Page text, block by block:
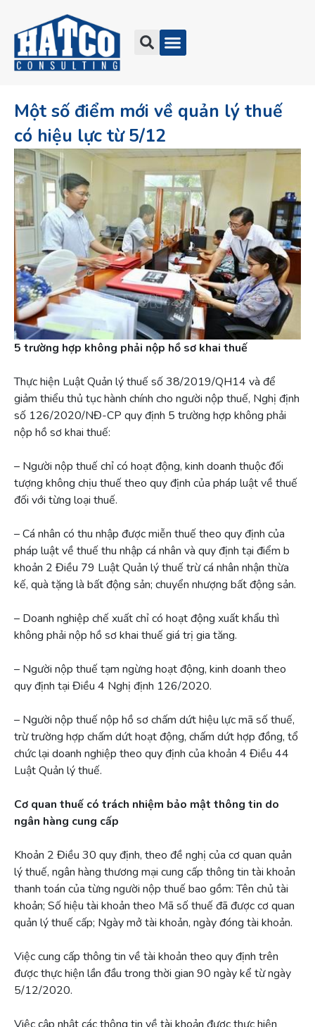
Một số điểm mới về quản lý thuế
có hiệu lực từ 5/12
5 trường hợp không phải nộp hồ sơ khai thuế
Thực hiện Luật Quản lý thuế số 38/2019/QH14 và để
giảm thiểu thủ tục hành chính cho người nộp thuế, Nghị định
số 126/2020/NĐ-CP quy định 5 trường hợp không phải
nộp hồ sơ khai thuế:
– Người nộp thuế chỉ có hoạt động, kinh doanh thuộc đối
tượng không chịu thuế theo quy định của pháp luật về thuế
đối với từng loại thuế.
– Cá nhân có thu nhập được miễn thuế theo quy định của
pháp luật về thuế thu nhập cá nhân và quy định tại điểm b
khoản 2 Điều 79 Luật Quản lý thuế trừ cá nhân nhận thừa
kế, quà tặng là bất động sản; chuyển nhượng bất động sản.
– Doanh nghiệp chế xuất chỉ có hoạt động xuất khẩu thì
không phải nộp hồ sơ khai thuế giá trị gia tăng.
– Người nộp thuế tạm ngừng hoạt động, kinh doanh theo
quy định tại Điều 4 Nghị định 126/2020.
– Người nộp thuế nộp hồ sơ chấm dứt hiệu lực mã số thuế,
trừ trường hợp chấm dứt hoạt động, chấm dứt hợp đồng, tổ
chức lại doanh nghiệp theo quy định của khoản 4 Điều 44
Luật Quản lý thuế.
Cơ quan thuế có trách nhiệm bảo mật thông tin do
ngân hàng cung cấp
Khoản 2 Điều 30 quy định, theo đề nghị của cơ quan quản
lý thuế, ngân hàng thương mại cung cấp thông tin tài khoản
thanh toán của từng người nộp thuế bao gồm: Tên chủ tài
khoản; Số hiệu tài khoản theo Mã số thuế đã được cơ quan
quản lý thuế cấp; Ngày mở tài khoản, ngày đóng tài khoản.
Việc cung cấp thông tin về tài khoản theo quy định trên
được thực hiện lần đầu trong thời gian 90 ngày kể từ ngày
5/12/2020.